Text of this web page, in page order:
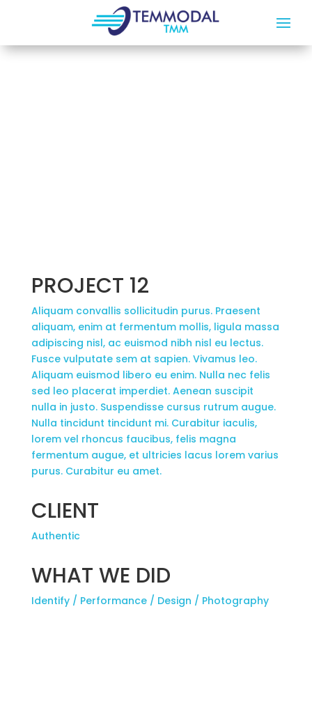
PROJECT 12
Aliquam convallis sollicitudin purus. Praesent
aliquam, enim at fermentum mollis, ligula massa
adipiscing nisl, ac euismod nibh nisl eu lectus.
Fusce vulputate sem at sapien. Vivamus leo.
Aliquam euismod libero eu enim. Nulla nec felis
sed leo placerat imperdiet. Aenean suscipit
nulla in justo. Suspendisse cursus rutrum augue.
Nulla tincidunt tincidunt mi. Curabitur iaculis,
lorem vel rhoncus faucibus, felis magna
fermentum augue, et ultricies lacus lorem varius
purus. Curabitur eu amet.
CLIENT
Authentic
WHAT WE DID
Identify / Performance / Design / Photography